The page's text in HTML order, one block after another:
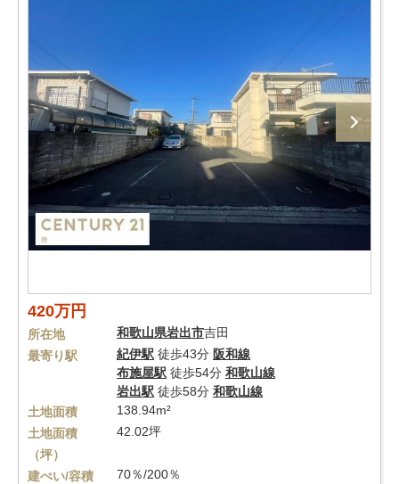
420万円
所在地 和歌山県岩出市吉田
最寄り駅
紀伊駅 徒歩43分 阪和線
布施屋駅 徒歩54分 和歌山線
岩出駅 徒歩58分 和歌山線
土地面積
138.94m²
土地面積
（坪）
42.02坪
建ぺい/容積
70％/200％